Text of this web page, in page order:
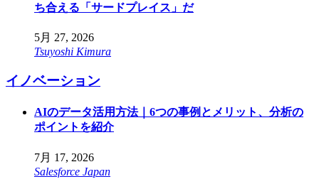
ち合える「サードプレイス」だ
5月 27, 2026
Tsuyoshi Kimura
イノベーション
AIのデータ活用方法｜6つの事例とメリット、分析の
ポイントを紹介
7月 17, 2026
Salesforce Japan